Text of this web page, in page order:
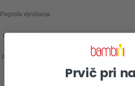
Pogosta vprašanja
Kontaktirajte nas
Postopek nakupa
Prvič pri